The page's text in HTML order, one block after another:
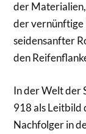
der
der vernünftige
seidensanfter
den
In der Welt der
918 als Leitbild
Nachfolger in